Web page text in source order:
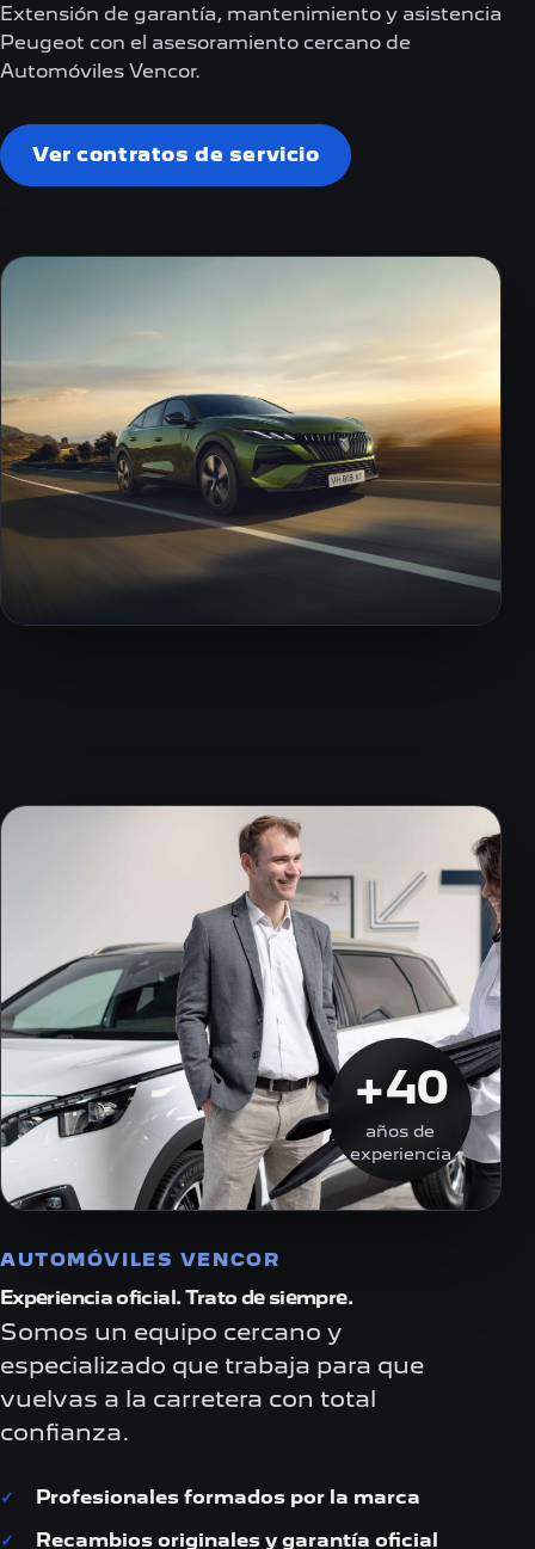
Extensión de garantía, mantenimiento y asistencia
Peugeot con el asesoramiento cercano de
Automóviles Vencor.
Ver contratos de servicio
+40
años de
experiencia
AUTOMÓVILES VENCOR
Experiencia oficial. Trato de siempre.
Somos un equipo cercano y
especializado que trabaja para que
vuelvas a la carretera con total
confianza.
Profesionales formados por la marca
Recambios originales y garantía oficial